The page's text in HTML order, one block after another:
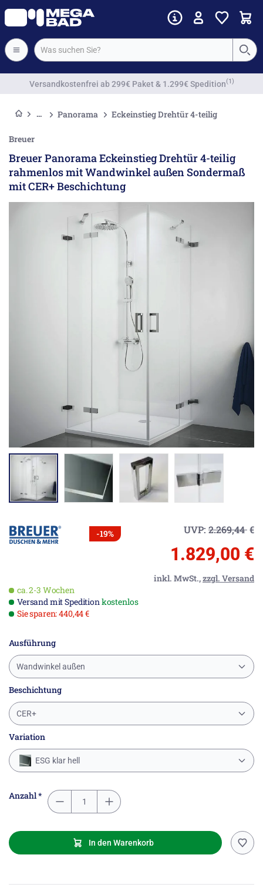
Vorkassenrabatt
Panorama Eckeinstieg Drehtür 4-teilig
Breuer
Breuer Panorama Eckeinstieg Drehtür 4-teilig
rahmenlos mit Wandwinkel außen Sondermaß
mit CER+ Beschichtung
-19% UVP: 2.269,44€
1.829,00 €
inkl. MwSt.,zzgl. Versand
ca. 2-3 Wochen
Versand mit Speditionkostenlos
Sie sparen: 440,44 €
Ausführung
Wandwinkel außen
Beschichtung
CER+
Variation
ESG klar hell
Anzahl *
In den Warenkorb